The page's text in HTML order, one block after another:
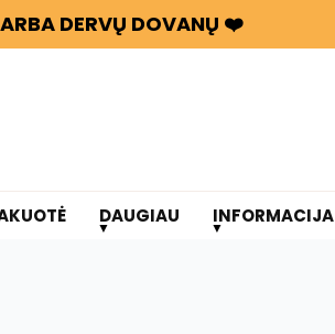
DERVŲ DOVANŲ ❤️
DAUGIAU INFORMACIJA